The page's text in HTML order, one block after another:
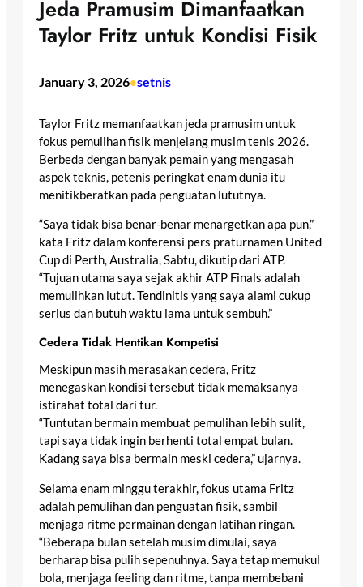
Jeda Pramusim Dimanfaatkan
Taylor Fritz untuk Kondisi Fisik
January 3, 2026•setnis
Taylor Fritz memanfaatkan jeda pramusim untuk
fokus pemulihan fisik menjelang musim tenis 2026.
Berbeda dengan banyak pemain yang mengasah
aspek teknis, petenis peringkat enam dunia itu
menitikberatkan pada penguatan lututnya.
“Saya tidak bisa benar-benar menargetkan apa pun,”
kata Fritz dalam konferensi pers praturnamen United
Cup di Perth, Australia, Sabtu, dikutip dari ATP.
“Tujuan utama saya sejak akhir ATP Finals adalah
memulihkan lutut. Tendinitis yang saya alami cukup
serius dan butuh waktu lama untuk sembuh.”
Cedera Tidak Hentikan Kompetisi
Meskipun masih merasakan cedera, Fritz
menegaskan kondisi tersebut tidak memaksanya
istirahat total dari tur.
“Tuntutan bermain membuat pemulihan lebih sulit,
tapi saya tidak ingin berhenti total empat bulan.
Kadang saya bisa bermain meski cedera,” ujarnya.
Selama enam minggu terakhir, fokus utama Fritz
adalah pemulihan dan penguatan fisik, sambil
menjaga ritme permainan dengan latihan ringan.
“Beberapa bulan setelah musim dimulai, saya
berharap bisa pulih sepenuhnya. Saya tetap memukul
bola, menjaga feeling dan ritme, tanpa membebani